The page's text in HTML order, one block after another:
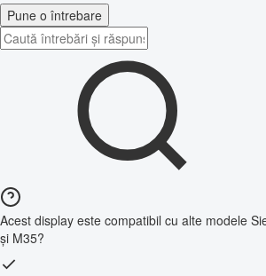
Pune o întrebare
Acest display este compatibil cu alte modele
și M35?